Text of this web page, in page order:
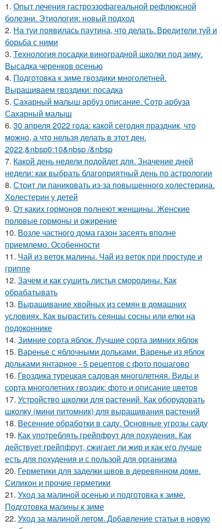
1. Опыт лечения гастроэзофагеальной рефлюксной
болезни. Этиология: новый подход
2. На туи появилась паутина, что делать. Вредители туй и
борьба с ними
3. Технология посадки виноградной школки под зиму.
Высадка черенков осенью
4. Подготовка к зиме гвоздики многолетней.
Выращиваем гвоздики: посадка
5. Сахарный малыш арбуз описание. Сотр арбуза
Сахарный малыш
6. 30 апреля 2022 года: какой сегодня праздник, что
можно, а что нельзя делать в этот ден.
2022,&nbsp0:10&nbsp /&nbsp
7. Какой день недели подойдет для. Значение дней
недели: как выбрать благоприятный день по астрологии
8. Стоит ли паниковать из-за повышенного холестерина.
Холестерин у детей
9. От каких гормонов полнеют женщины. Женские
половые гормоны и ожирение
10. Возле частного дома газон засеять вполне
приемлемо. Особенности
11. Чай из веток малины. Чай из веток при простуде и
гриппе
12. Зачем и как сушить листья смородины. Как
обрабатывать
13. Выращивание хвойных из семян в домашних
условиях. Как вырастить сеянцы сосны или елки на
подоконнике
14. Зимние сорта яблок. Лучшие сорта зимних яблок
15. Варенье с яблочными дольками. Варенье из яблок
дольками янтарное - 5 рецептов с фото пошагово
16. Гвоздика турецкая садовая многолетняя. Виды и
сорта многолетних гвоздик: фото и описание цветов
17. Устройство школки для растений. Как оборудовать
школку (мини питомник) для выращивания растений
18. Весенние обработки в саду. Основные угрозы саду
19. Как употреблять грейпфрут для похудения. Как
действует грейпфрут, сжигает ли жир и как его лучше
есть для похудения и с пользой для организма
20. Герметики для заделки швов в деревянном доме.
Силикон и прочие герметики
21. Уход за малиной осенью и подготовка к зиме.
Подготовка малины к зиме
22. Уход за малиной летом. Добавление статьи в новую